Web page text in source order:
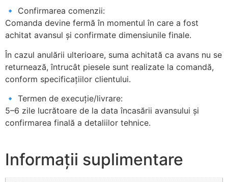
🔹 Confirmarea comenzii:
Comanda devine fermă în momentul în care a fost
achitat avansul și confirmate dimensiunile finale.
În cazul anulării ulterioare, suma achitată ca avans nu se
returnează, întrucât piesele sunt realizate la comandă,
conform specificațiilor clientului.
🔹 Termen de execuție/livrare:
5–6 zile lucrătoare de la data încasării avansului și
confirmarea finală a detaliilor tehnice.
Informații suplimentare